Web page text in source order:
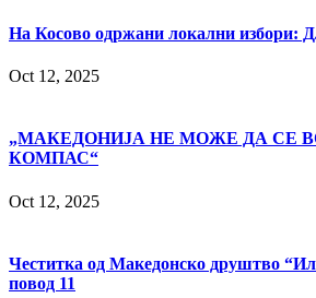
На Косово одржани локални
Oct 12, 2025
„МАКЕДОНИЈА НЕ МОЖЕ ДА СЕ
КОМПАС“
Oct 12, 2025
Честитка од Македонско друштво
повод 11